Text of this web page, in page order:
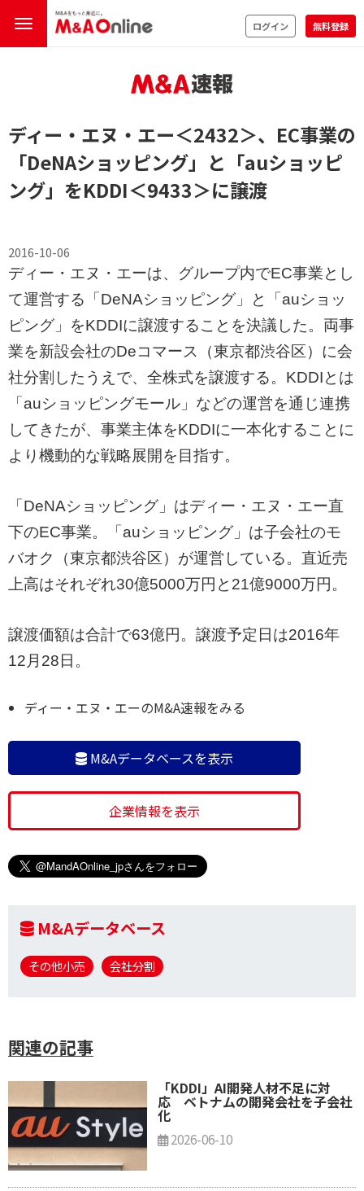
ログイン 無料登録
ディー・エヌ・エー＜2432＞、EC事業の
「DeNAショッピング」と「auショッピ
ング」をKDDI＜9433＞に譲渡
2016-10-06
ディー・エヌ・エーは、グループ内でEC事業とし
て運営する「DeNAショッピング」と「auショッ
ピング」をKDDIに譲渡することを決議した。両事
業を新設会社のDeコマース（東京都渋谷区）に会
社分割したうえで、全株式を譲渡する。KDDIとは
「auショッピングモール」などの運営を通じ連携
してきたが、事業主体をKDDIに一本化することに
より機動的な戦略展開を目指す。
「DeNAショッピング」はディー・エヌ・エー直
下のEC事業。「auショッピング」は子会社のモ
バオク（東京都渋谷区）が運営している。直近売
上高はそれぞれ30億5000万円と21億9000万円。
譲渡価額は合計で63億円。譲渡予定日は2016年
12月28日。
ディー・エヌ・エーのM&A速報をみる
M&Aデータベースを表示
企業情報を表示
M&Aデータベース
その他小売 会社分割
関連の記事
「KDDI」AI開発人材不足に対
応 ベトナムの開発会社を子会社
化
2026-06-10